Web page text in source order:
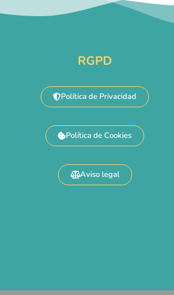
RGPD
Política de Privacidad
Política de Cookies
Aviso legal